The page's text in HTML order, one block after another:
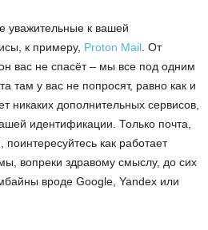
уважительные к вашей
к примеру, Proton Mail . От
вас не спасёт – мы все под одним
там у вас не попросят, равно как и
никаких дополнительных сервисов,
идентификации. Только почта,
как работает
вопреки здравому смыслу, до сих
вроде Google, Yandex или